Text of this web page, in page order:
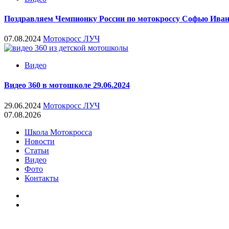
Поздравляем Чемпионку России по мотокроссу Софью
07.08.2024 Мотокросс ЛУЧ
Видео
Видео 360 в мотошколе 29.06.2024
29.06.2024 Мотокросс ЛУЧ
07.08.2026
Школа Мотокросса
Новости
Статьи
Видео
Фото
Контакты